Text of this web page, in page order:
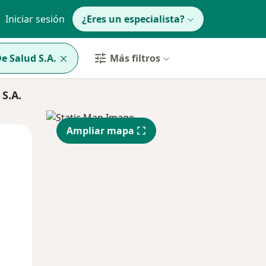
Iniciar sesión ¿Eres un especialista?
Salud S.A. Más filtros
Mar Mié
Ampliar mapa